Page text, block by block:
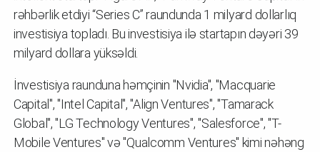
rəhbərlik etdiyi “Series C” raundunda 1 milyard dollarlıq
investisiya topladı. Bu investisiya ilə startapın dəyəri 39
milyard dollara yüksəldi.
İnvestisiya raunduna həmçinin "Nvidia", "Macquarie
Capital", "Intel Capital", "Align Ventures", "Tamarack
Global", "LG Technology Ventures", "Salesforce", "T-
Mobile Ventures" və "Qualcomm Ventures" kimi nəhəng